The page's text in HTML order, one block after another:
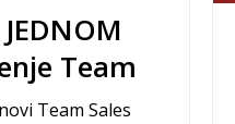
Team
ukupan
Team Sales